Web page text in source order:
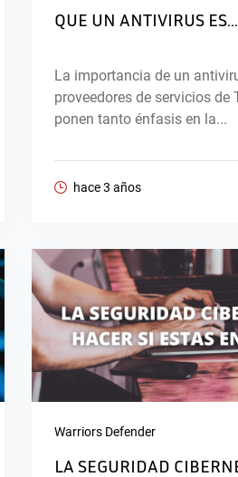
QUE UN ANTIVIRUS ES...
La importancia de un
proveedores de servicios
ponen tanto énfasis en la...
hace 3 años
Warriors Defender
LA SEGURIDAD